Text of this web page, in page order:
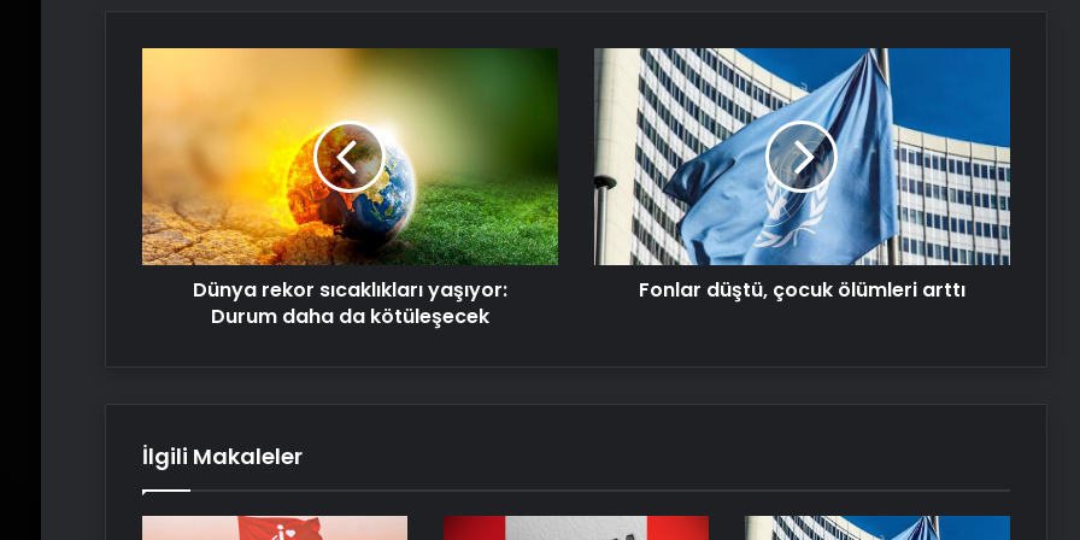
Boşanma aşamasındaydı… Damat
dehşeti!
Serjoy : Dijital Medya Ajansı, Google
Reklam Ajansı, SEO Ajansı ve Web
Tasarım Ajansı
UETDS Nedir ? Uetds.com İle Akıllı
Dijital Taşımacılık Yazılımı
Nereden Takip Edilir?
daha
da
kötüleşecek
Dünya rekor sıcaklıkları yaşıyor:
Durum daha da kötüleşecek
düştü,
çocuk
ölümleri
Fonlar düştü, çocuk ölümleri arttı
İlgili Makaleler